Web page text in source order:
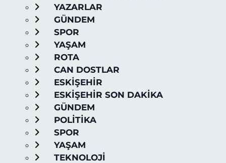
YAZARLAR
GÜNDEM
SPOR
YAŞAM
ROTA
CAN DOSTLAR
ESKİŞEHİR
ESKİŞEHİR SON DAKİKA
GÜNDEM
POLİTİKA
SPOR
YAŞAM
TEKNOLOJİ